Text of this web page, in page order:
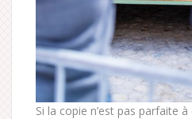
Si la copie n’est pas parfaite